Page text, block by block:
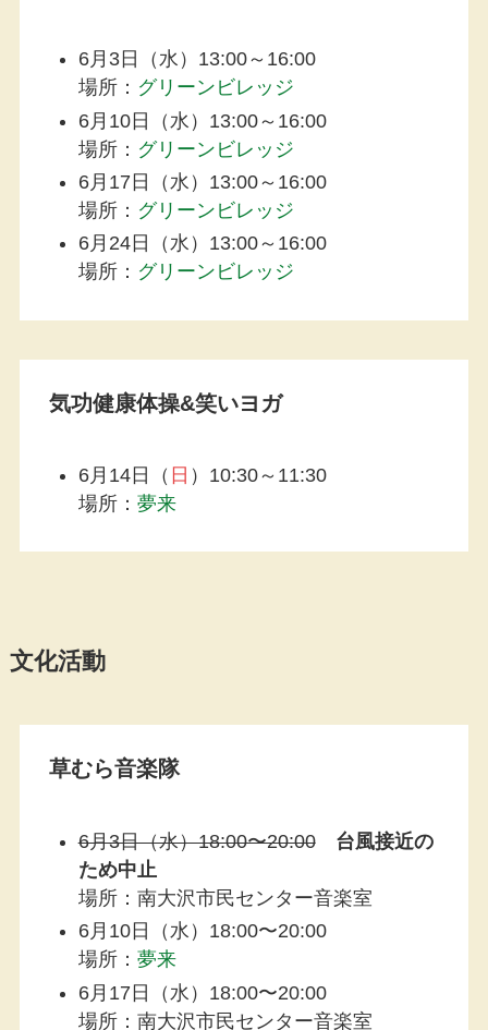
6月3日（水）13:00～16:00
場所： グリーンビレッジ
6月10日（水）13:00～16:00
場所： グリーンビレッジ
6月17日（水）13:00～16:00
場所： グリーンビレッジ
6月24日（水）13:00～16:00
場所： グリーンビレッジ
気功健康体操&笑いヨガ
6月14日（ 日 ）10:30～11:30
場所： 夢来
文化活動
草むら音楽隊
6月3日（水）18:00〜20:00
台風接近の
ため中止
場所：南大沢市民センター音楽室
6月10日（水）18:00〜20:00
場所： 夢来
6月17日（水）18:00〜20:00
場所：南大沢市民センター音楽室